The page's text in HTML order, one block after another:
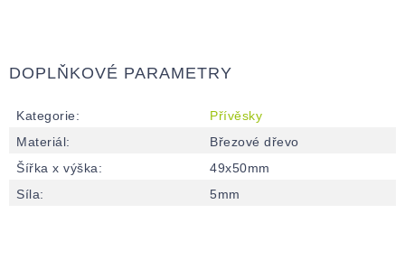
DOPLŇKOVÉ PARAMETRY
Kategorie:
Přívěsky
Materiál:
Březové dřevo
Šířka x výška:
49x50mm
Síla: 5mm